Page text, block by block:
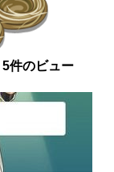
5件のビュー